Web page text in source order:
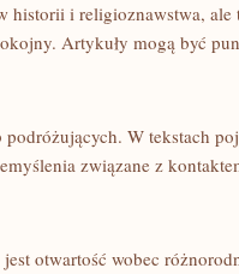
historii i religioznawstwa,
Artykuły mogą być
W tekstach
związane z
otwartość wobec